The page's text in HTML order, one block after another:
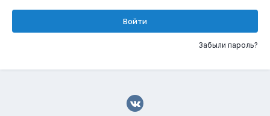
Войти
Забыли пароль?